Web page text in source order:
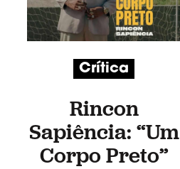
Crítica
Rincon
Sapiência: “Um
Corpo Preto”